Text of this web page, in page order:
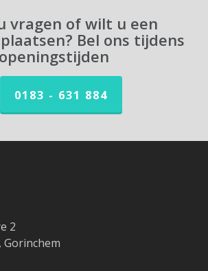
vragen of wilt u een
Bel ons tijdens
openingstijden
0183 - 631 884
2
Gorinchem